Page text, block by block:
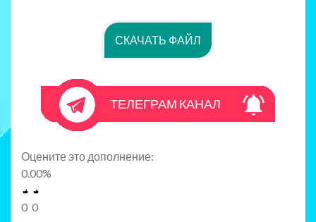
СКАЧАТЬ ФАЙЛ
ТЕЛЕГРАМ КАНАЛ
Оцените это дополнение:
0.00%
0 0